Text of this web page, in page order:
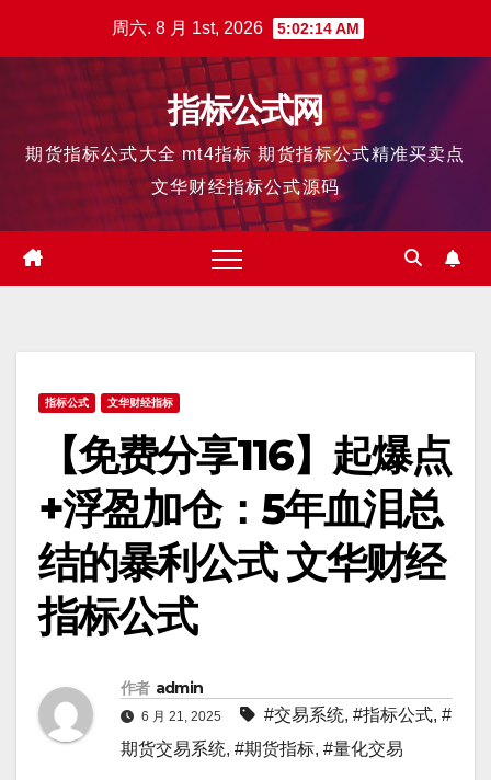
周六. 8 月 1st, 2026 5:02:15 AM
指标公式网
期货指标公式大全 mt4指标 期货指标公式精准买卖点
文华财经指标公式源码
指标公式 文华财经指标
【免费分享116】起爆点
+浮盈加仓：5年血泪总
结的暴利公式 文华财经
指标公式
作者 admin
6 月 21, 2025 #交易系统, #指标公式, #
期货交易系统, #期货指标, #量化交易